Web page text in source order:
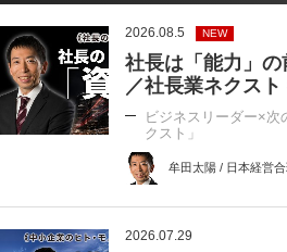
2026.08.5 NEW
社長は「能力」
／社長業ネクスト
ビジネスリーダー×次
クスト」
牟田太陽 / 日本経営
2026.07.29